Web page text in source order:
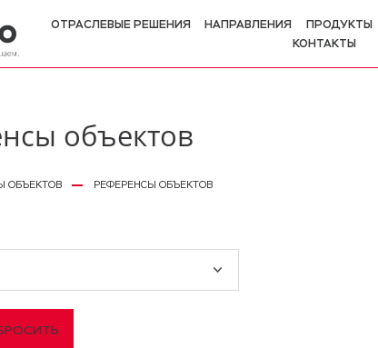
ОТРАСЛЕВЫЕ РЕШЕНИЯ НАПРАВЛЕНИЯ ПРОДУКТЫ
КОНТАКТЫ
объектов
ОБЪЕКТОВ РЕФЕРЕНСЫ ОБЪЕКТОВ